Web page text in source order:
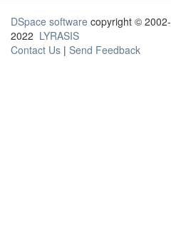
DSpace software copyright © 2002-
2022 LYRASIS
Contact Us | Send Feedback